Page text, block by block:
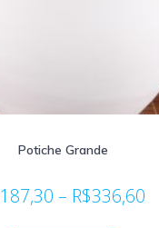
Potiche Grande
187,30 – R$336,60